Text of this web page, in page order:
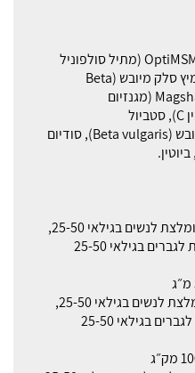
קולגן נטיקול™ פרימיום מדגים, ®OptiMSM (מתיל סולפוניל
מתאן פטנטי), אבקת טעם תפוז, מיץ סלק מיובש (Beta
vulgaris), מגנזיום מיקרוני ™Magshape (מגנזיום
אוקסיד), חומצה אסקורבית (ויטמין C), סטביול
גליקוזידים (ממתיק), רכז סלק מיובש (Beta vulgaris), סודיום
שהם 150% מהקצובה היומית המומלצת לנשים בגילאי 25-50,
שהם 18% מהקצובה היומית המומלצת לנשים בגילאי 25-50,